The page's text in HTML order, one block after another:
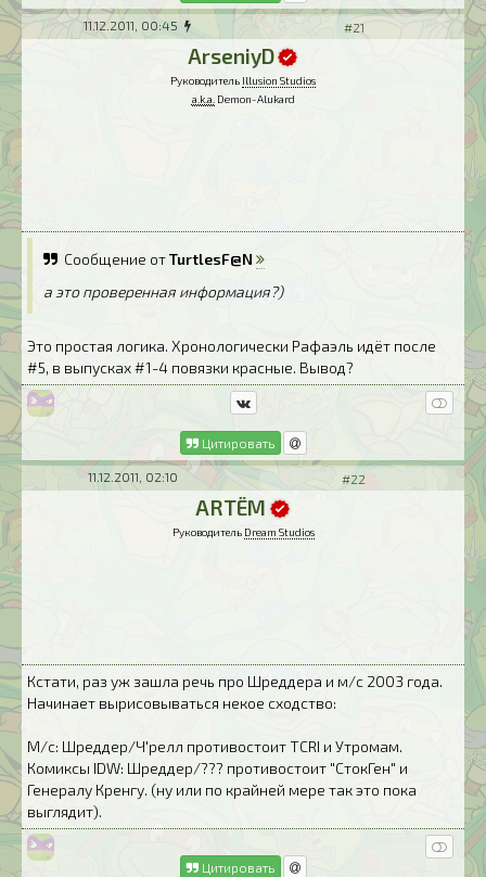
11.12.2011, 00:45 #21
ArseniyD
Руководитель Illusion Studios
a.k.a. Demon-Alukard
Сообщение отTurtlesF@N
а это проверенная информация?)
Это простая логика. Хронологически Рафаэль идёт после
#5, в выпусках #1-4 повязки красные. Вывод?
Цитировать
11.12.2011, 02:10 #22
ARTЁM
Руководитель Dream Studios
Кстати, раз уж зашла речь про Шреддера и м/с 2003 года.
Начинает вырисовываться некое сходство:
М/с: Шреддер/Ч'релл противостоит TCRI и Утромам.
Комиксы IDW: Шреддер/??? противостоит "СтокГен" и
Генералу Кренгу. (ну или по крайней мере так это пока
выглядит).
Цитировать